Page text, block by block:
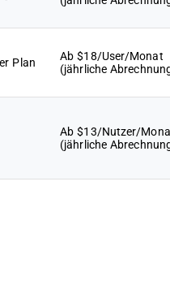
Plan
Ab $18/User/Monat
(jährliche
Ab $13/Nutzer/
(jährliche